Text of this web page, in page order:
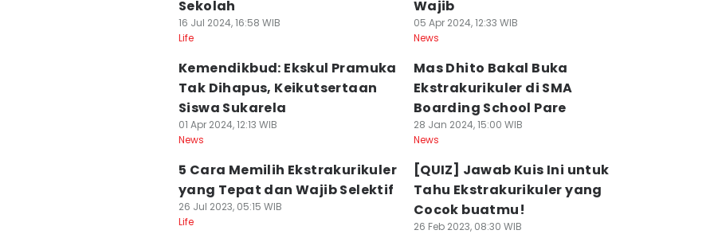
Sekolah
16 Jul 2024, 16:58 WIB
Life
Wajib
05 Apr 2024, 12:33 WIB
News
Kemendikbud: Ekskul Pramuka
Tak Dihapus, Keikutsertaan
Siswa Sukarela
01 Apr 2024, 12:13 WIB
News
Mas Dhito Bakal Buka
Ekstrakurikuler di SMA
Boarding School Pare
28 Jan 2024, 15:00 WIB
News
5 Cara Memilih Ekstrakurikuler
yang Tepat dan Wajib Selektif
26 Jul 2023, 05:15 WIB
Life
[QUIZ] Jawab Kuis Ini untuk
Tahu Ekstrakurikuler yang
Cocok buatmu!
26 Feb 2023, 08:30 WIB